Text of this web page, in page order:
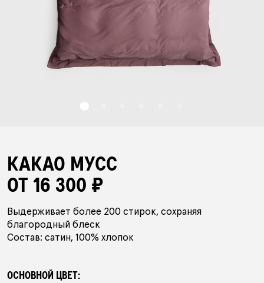
ОДЕЯЛА-КОМФОРТЕРЫ
БАР НАВОЛОЧЕК
ХАЛАТЫ
ПИЖАМЫ
АКСЕССУАРЫ
КАКАО МУСС
ОТ 16 300 ₽
Выдерживает более 200 стирок, сохраняя
благородный блеск
Состав: сатин, 100% хлопок
ОСНОВНОЙ ЦВЕТ: